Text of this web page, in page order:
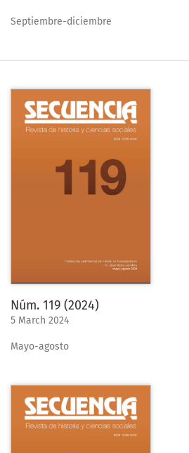
Septiembre-diciembre
Núm. 119 (2024)
5 March 2024
Mayo-agosto